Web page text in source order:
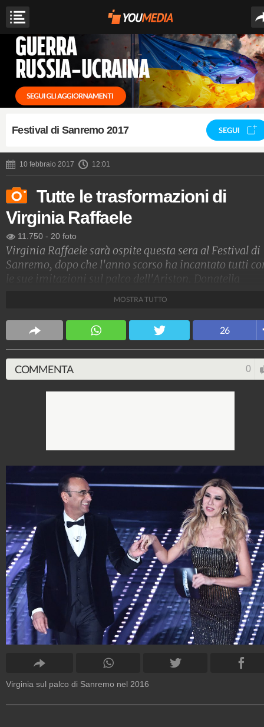
Festival di Sanremo 2017 SEGUI
10 febbraio 2017 12:01
Tutte le trasformazioni di
Virginia Raffaele
11.750 - 20 foto
Virginia Raffaele sarà ospite questa sera al Festival di
Sanremo, dopo che l'anno scorso ha incantato tutti
le sue imitazioni sul palco dell'Ariston. Donatella
Stile e trend
MOSTRA TUTTO
26
COMMENTA 0
Virginia sul palco di Sanremo nel 2016